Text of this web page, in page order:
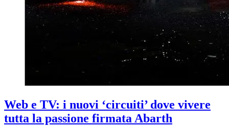
Web e TV: i nuovi ‘circuiti’ dove vivere
tutta la passione firmata Abarth